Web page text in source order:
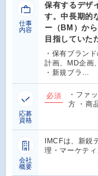
仕事
内容
保有するデザ
す。中長期的
ー（BM）か
目指していた
・保有ブラン
計画、MD企画
・新規ブラ…
応募
資格
必須
・ファ
方 ・商
会社
概要
IMCFは、新鋭
理・マーケテ